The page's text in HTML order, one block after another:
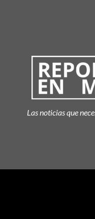
Las noticias que